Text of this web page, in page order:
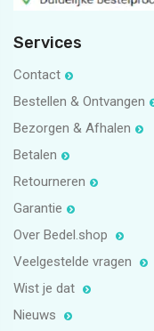
Services
Contact
Bestellen & Ontvangen
Bezorgen & Afhalen
Betalen
Retourneren
Garantie
Over Bedel.shop
Veelgestelde vragen
Wist je dat
Nieuws